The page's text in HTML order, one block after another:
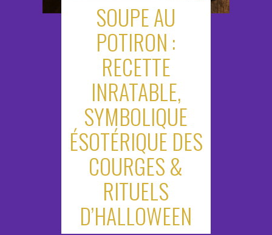
SOUPE AU
POTIRON :
RECETTE
INRATABLE,
SYMBOLIQUE
ÉSOTÉRIQUE DES
COURGES &
RITUELS
D’HALLOWEEN